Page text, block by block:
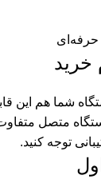
حرفه‌ای
خرید
توجه کنید.